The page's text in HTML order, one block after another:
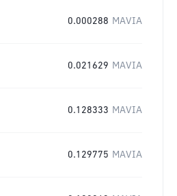
0.000288 MAVIA
0.021629 MAVIA
0.128333 MAVIA
0.129775 MAVIA